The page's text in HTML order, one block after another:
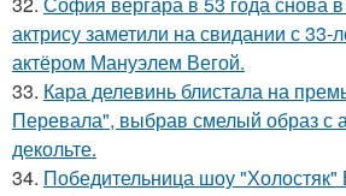
актрису заметили на свидании с 33-
актёром Мануэлем Вегой.
33. Кара делевинь блистала на
Перевала", выбрав смелый образ с
декольте.
34. Победительница шоу "Холостяк"